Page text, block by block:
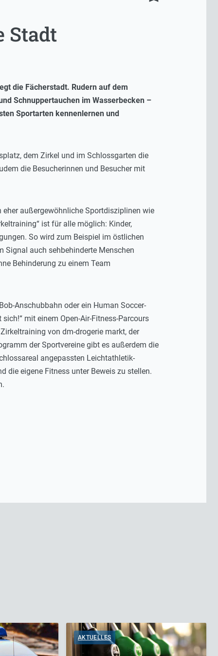
Stadt
die Fächerstadt. Rudern auf dem
Schnuppertauchen im Wasserbecken –
Sportarten kennenlernen und
dem Zirkel und im Schlossgarten die
die Besucherinnen und Besucher mit
außergewöhnliche Sportdisziplinen wie
ist für alle möglich: Kinder,
So wird zum Beispiel im östlichen
Signal auch sehbehinderte Menschen
Behinderung zu einem Team
Anschubbahn oder ein Human Soccer-
mit einem Open-Air-Fitness-Parcours
von dm-drogerie markt, der
der Sportvereine gibt es außerdem die
angepassten Leichtathletik-
die eigene Fitness unter Beweis zu stellen.
AKTUELLES